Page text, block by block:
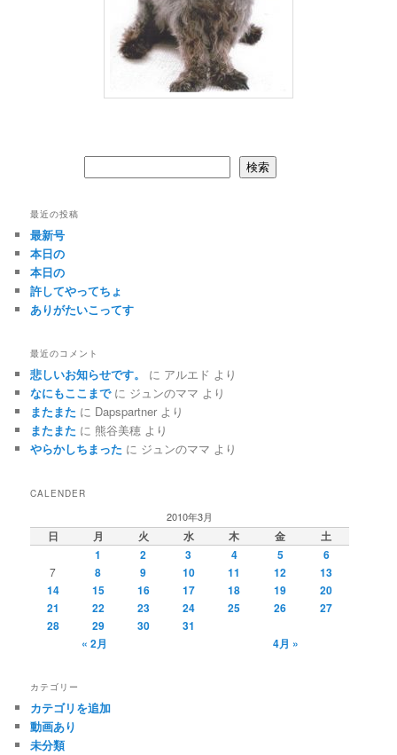
検索
最近の投稿
最新号
本日の
本日の
許してやってちょ
ありがたいこってす
最近のコメント
悲しいお知らせです。 に アルエド より
なにもここまでに ジュンのママ より
またまた に Dapspartner より
またまた に 熊谷美穂 より
やらかしちまった に ジュンのママ より
CALENDER
2010年3月
日 月 火 水 木 金
土
1
2 3 4 5 6
7 8 9 10 11 12
13
14
15 16 17 18 19
20
21
22 23 24 25 26
27
28
29 30
31
« 2月
4月 »
カテゴリー
カテゴリを追加
動画あり
未分類